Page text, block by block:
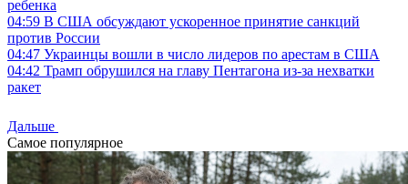
ребенка
04:59 В США обсуждают ускоренное принятие санкций
против России
04:47 Украинцы вошли в число лидеров по арестам в США
04:42 Трамп обрушился на главу Пентагона из-за нехватки
ракет
Дальше
Самое популярное